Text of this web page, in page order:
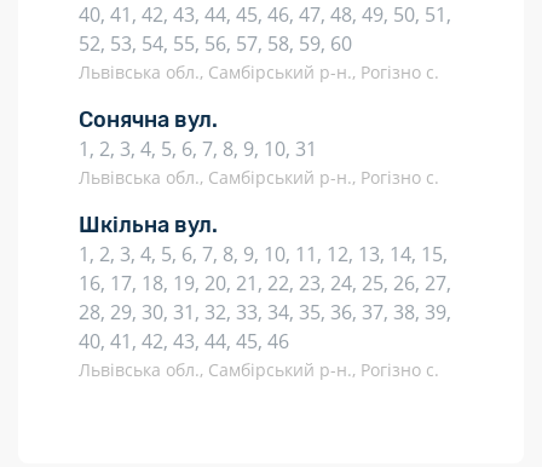
40, 41, 42, 43, 44, 45, 46, 47, 48, 49, 50, 51,
52, 53, 54, 55, 56, 57, 58, 59, 60
Львівська обл., Самбірський р-н., Рогізно с.
Сонячна вул.
1, 2, 3, 4, 5, 6, 7, 8, 9, 10, 31
Львівська обл., Самбірський р-н., Рогізно с.
Шкільна вул.
1, 2, 3, 4, 5, 6, 7, 8, 9, 10, 11, 12, 13, 14, 15,
16, 17, 18, 19, 20, 21, 22, 23, 24, 25, 26, 27,
28, 29, 30, 31, 32, 33, 34, 35, 36, 37, 38, 39,
40, 41, 42, 43, 44, 45, 46
Львівська обл., Самбірський р-н., Рогізно с.